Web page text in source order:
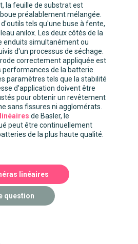
la feuille de substrat est
préalablement mélangée.
tels qu'une buse à fente,
anilox. Les deux côtés de la
enduits simultanément ou
d'un processus de séchage.
correctement appliquée est
performances de la batterie.
paramètres tels que la stabilité
d'application doivent être
pour obtenir un revêtement
sans fissures ni agglomérats.
de Basler, le
peut être continuellement
de la plus haute qualité.
linéaires
question